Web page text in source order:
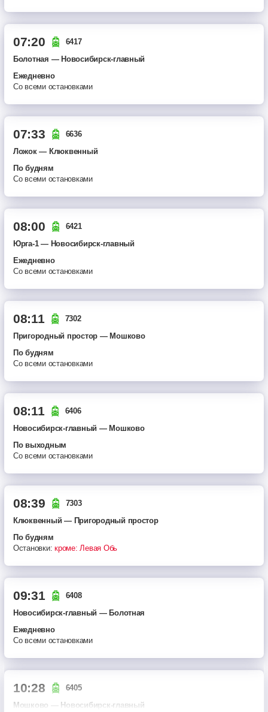
07:20
6417
Болотная — Новосибирск-главный
ежедневно
Со всеми остановками
07:33
6636
Ложок — Клюквенный
по будням
Со всеми остановками
08:00
6421
Юрга-1 — Новосибирск-главный
ежедневно
Со всеми остановками
08:11
7302
Пригородный простор — Мошково
по будням
Со всеми остановками
08:11
6406
Новосибирск-главный — Мошково
по выходным
Со всеми остановками
08:39
7303
Клюквенный — Пригородный простор
по будням
Остановки:кроме: Левая Обь
09:31
6408
Новосибирск-главный — Болотная
ежедневно
Со всеми остановками
10:28
6405
Мошково — Новосибирск-главный